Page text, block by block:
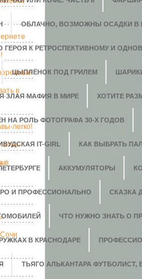
ОБЛАЧНО, ВОЗМОЖНЫ ОСАДКИ В
К РЕТРОСПЕКТИВНОМУ И
ЦЫПЛЁНОК ПОД ГРИЛЕМ
ЗЛАЯ МАФИЯ В МИРЕ ХОТИТЕ
НА РОЛЬ ФОТОГРАФА 30-Х ГОДОВ
IT-GIRL КАК ВЫБРАТЬ
АККУМУЛЯТОРЫ
И ПРОФЕССИОНАЛЬНО СКАЗКА
ЧТО НУЖНО ЗНАТЬ О
В КРАСНОДАРЕ
ТЬЯГО АЛЬКАНТАРА ФУТБОЛИСТ,
в
легко!
в